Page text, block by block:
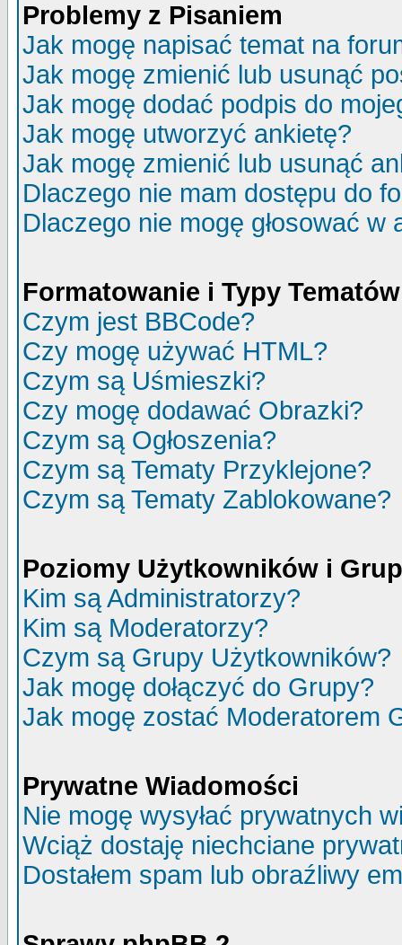
Problemy z Pisaniem
Jak mogę napisać temat na
Jak mogę zmienić lub usunąć
Jak mogę dodać podpis do
Jak mogę utworzyć ankietę?
Jak mogę zmienić lub usunąć
Dlaczego nie mam dostępu do
Dlaczego nie mogę głosować w
Formatowanie i Typy Tematów
Czym jest BBCode?
Czy mogę używać HTML?
Czym są Uśmieszki?
Czy mogę dodawać Obrazki?
Czym są Ogłoszenia?
Czym są Tematy Przyklejone?
Czym są Tematy Zablokowane?
Poziomy Użytkowników i
Kim są Administratorzy?
Kim są Moderatorzy?
Czym są Grupy Użytkowników?
Jak mogę dołączyć do Grupy?
Jak mogę zostać Moderatorem
Prywatne Wiadomości
Nie mogę wysyłać prywatnych
Wciąż dostaję niechciane
Dostałem spam lub obraźliwy